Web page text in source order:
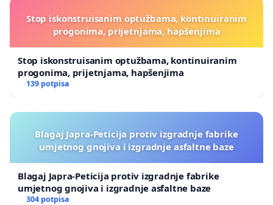
Stop iskonstruisanim optužbama, kontinuiranim
progonima, prijetnjama, hapšenjima
Stop iskonstruisanim optužbama, kontinuiranim
progonima, prijetnjama, hapšenjima
139 potpisa
Blagaj Japra-Peticija protiv izgradnje fabrike
umjetnog gnojiva i izgradnje asfaltne baze
Blagaj Japra-Peticija protiv izgradnje fabrike
umjetnog gnojiva i izgradnje asfaltne baze
304 potpisa